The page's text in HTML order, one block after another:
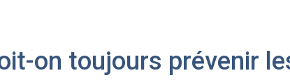
on toujours prévenir